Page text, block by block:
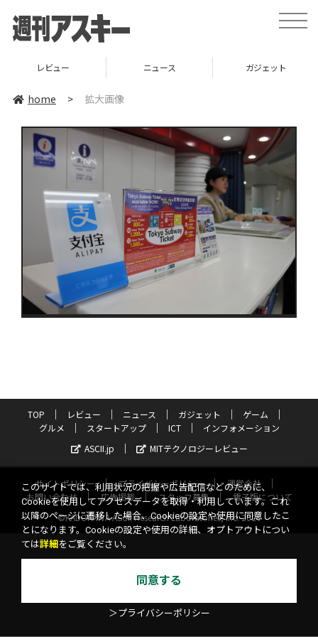
toggle
レビュー ニュース ガジェット
home > 拡大画像
TOP レビュー ニュース ガジェット
ゲーム
グルメ
スタートアップ ICT
インフォメーション
ASCII.jp
MITテクノロジーレビュー
サイトポリシー プライバシーポリシー
運営会社
お問い合わせ
広告掲載 スタッフ募集
電子版について
©KADOKAWA ASCII Research Laboratories, Inc. 2026
このサイトでは、利用状況の把握や広告配信などのために、
Cookieを使用してアクセスデータを取得・利用しています。これ
以降のページに遷移した場合、Cookieの設定や使用に同意したこ
とになります。Cookieの設定や使用の詳細、オプトアウトについ
ては詳細 をご覧ください。
同意する
＞プライバシーポリシー